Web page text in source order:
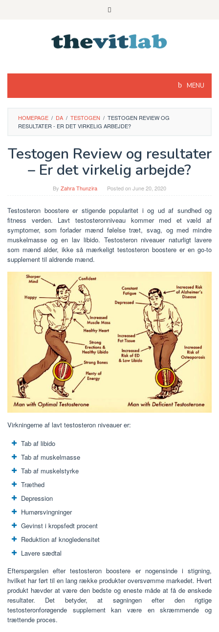
MENU
HOMEPAGE / DA / TESTOGEN / TESTOGEN REVIEW OG
RESULTATER - ER DET VIRKELIG ARBEJDE?
Testogen Review og resultater
– Er det virkelig arbejde?
By Zahra Thunzira Posted onJune 20, 2020
Testosteron boostere er stigende popularitet i og ud af sundhed og
fitness verden. Lavt testosteronniveau kommer med et væld af
symptomer, som forlader mænd følelse træt, svag, og med mindre
muskelmasse og en lav libido. Testosteron niveauer naturligt lavere
som mænd alder, ikke så mærkeligt testosteron boostere er en go-to
supplement til aldrende mænd.
Virkningerne af lavt testosteron niveauer er:
Tab af libido
Tab af muskelmasse
Tab af muskelstyrke
Træthed
Depression
Humørsvingninger
Gevinst i kropsfedt procent
Reduktion af knogledensitet
Lavere sædtal
Efterspørgslen efter testosteron boostere er nogensinde i stigning,
hvilket har ført til en lang række produkter oversvømme markedet. Hvert
produkt hævder at være den bedste og eneste måde at få de ønskede
resultater. Det betyder, at søgningen efter den rigtige
testosteronforøgende supplement kan være en skræmmende og
trættende proces.